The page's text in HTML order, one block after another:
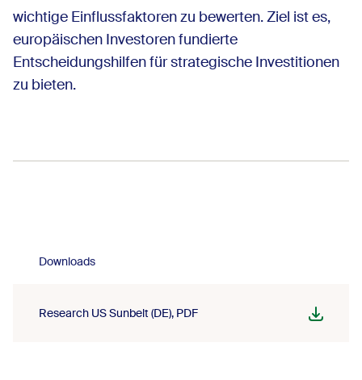
wichtige Einflussfaktoren zu bewerten. Ziel ist es,
europäischen Investoren fundierte
Entscheidungshilfen für strategische Investitionen
zu bieten.
Downloads
Research US Sunbelt (DE) PDF